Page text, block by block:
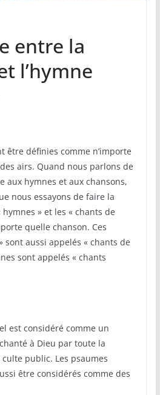
entre la
l’hymne
être définies comme n’importe
airs. Quand nous parlons de
aux hymnes et aux chansons,
nous essayons de faire la
» et les « chants de
quelle chanson. Ces
sont aussi appelés « chants de
sont appelés « chants
est considéré comme un
à Dieu par toute la
public. Les psaumes
être considérés comme des